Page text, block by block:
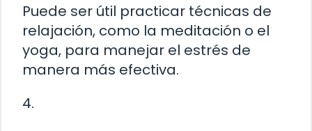
Puede ser útil practicar técnicas de
relajación, como la meditación o el
yoga, para manejar el estrés de
manera más efectiva.
4.